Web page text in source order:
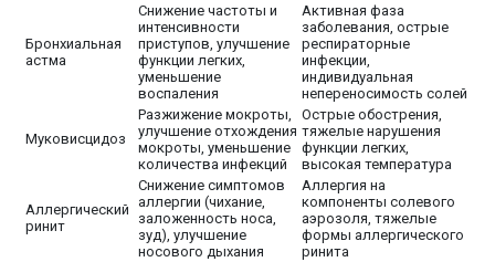
Бронхиальная
астма
Снижение частоты и
интенсивности
приступов, улучшение
функции легких,
уменьшение
воспаления
Активная фаза
заболевания, острые
респираторные
инфекции,
индивидуальная
непереносимость солей
Муковисцидоз
Разжижение мокроты,
улучшение отхождения
мокроты, уменьшение
количества инфекций
Острые обострения,
тяжелые нарушения
функции легких,
высокая температура
Аллергический
ринит
Снижение симптомов
аллергии (чихание,
заложенность носа,
зуд), улучшение
носового дыхания
Аллергия на
компоненты солевого
аэрозоля, тяжелые
формы аллергического
ринита